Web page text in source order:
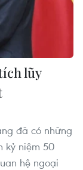
lũy
đã có những
kỷ niệm 50
hệ ngoại